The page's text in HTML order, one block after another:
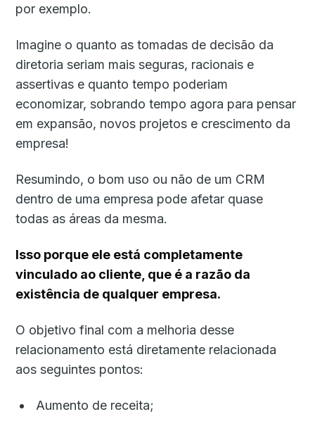
por exemplo.
Imagine o quanto as tomadas de decisão da
diretoria seriam mais seguras, racionais e
assertivas e quanto tempo poderiam
economizar, sobrando tempo agora para pensar
em expansão, novos projetos e crescimento da
empresa!
Resumindo, o bom uso ou não de um CRM
dentro de uma empresa pode afetar quase
todas as áreas da mesma.
Isso porque ele está completamente
vinculado ao cliente, que é a razão da
existência de qualquer empresa.
O objetivo final com a melhoria desse
relacionamento está diretamente relacionada
aos seguintes pontos:
Aumento de receita;